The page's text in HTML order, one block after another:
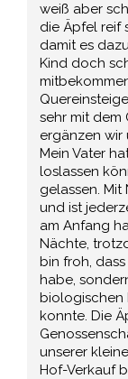
weiß aber
die Äpfel reif
damit es
Kind doch
sehr mit dem
ergänzen wir
Mein Vater
loslassen
gelassen.
und ist
am Anfang
Nächte,
bin froh,
habe,
biologischen
konnte. Die
unserer
Hof-Verkauf